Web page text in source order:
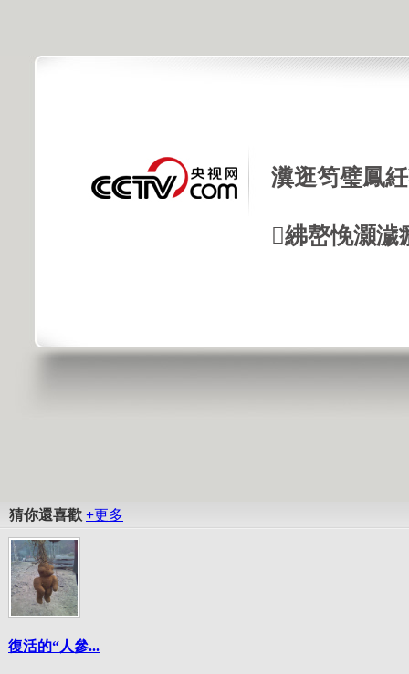
瀵逛笉璧鳳
紼嶅悗灝濊
猜你還喜歡 +更多
復活的“人參...